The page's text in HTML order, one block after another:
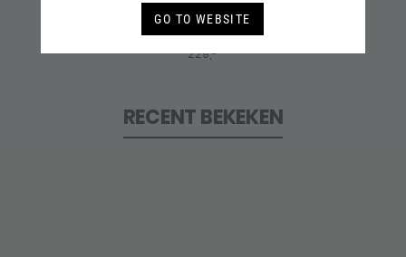
GO TO WEBSITE
169 KETTING
229,-
RECENT BEKEKEN